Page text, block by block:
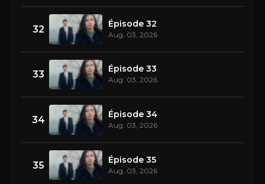
32 Épisode 32
Aug. 03, 2026
33 Épisode 33
Aug. 03, 2026
34 Épisode 34
Aug. 03, 2026
35 Épisode 35
Aug. 03, 2026